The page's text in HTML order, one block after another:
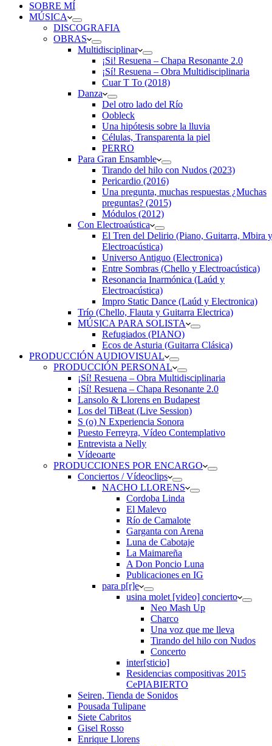
SOBRE MÍ
MÚSICA
DISCOGRAFIA
OBRAS
Multidisciplinar
¡Si! Resuena – Chapa Resonante 2.0
¡Sí! Resuena – Obra Multidisciplinaria
Cuar T To (2018)
Danza
Del otro lado del Río
Oobleck
Una hipótesis sobre la lluvia
Células, Transparenta la piel
PERRO
Para Gran Ensamble
Tirando del hilo con Nudos (2023)
Pericardio (2016)
Una pregunta, muchas respuestas ¿Muchas
preguntas? (2015)
Módulos (2012)
Con Electroaústica
El Tren del Delirio (Piano, Guitarra, Mbira y
Electroacústica)
Universo Antiguo (Electronica)
Entre Sombras (Chello y Electroacústica)
Resonancia Inarmónica (Laúd y
Electroacústica)
Impro Static Dance (Laúd y Electronica)
Trío (Chello, Flauta y Guitarra Electrica)
MÚSICA PARA SOLISTA
Refugiados (PIANO)
Ecos de Asturia (Guitarra Clásica)
PRODUCCIÓN AUDIOVISUAL
PRODUCCIÓN PERSONAL
¡Sí! Resuena – Obra Multidisciplinaria
¡Sí! Resuena – Chapa Resonante 2.0
Lansolo & Llorens en Budapest
Los del TiBeat (Live Session)
S (o) N Experiencia Sonora
Puesto Ferreyra, Vídeo Contemplativo
Entrevista a Nelly
Vídeoarte
PRODUCCIONES POR ENCARGO
Conciertos / Vídeoclips
NACHO LLORENS
Cordoba Linda
El Malevo
Río de Camalote
Garganta con Arena
Luna de Cabotaje
La Maimareña
A Don Poncio Luna
Publicaciones en IG
para p[r]e
usina molet [video] concierto
Neo Mash Up
Charco
Una voz que me lleva
Tirando del hilo con Nudos
Concerto
inter[sticio]
Residencias compositivas 2015
CePIABIERTO
Seiren, Tienda de Sonidos
Pousada Tulipane
Siete Cabritos
Gisel Rosso
Enrique Llorens